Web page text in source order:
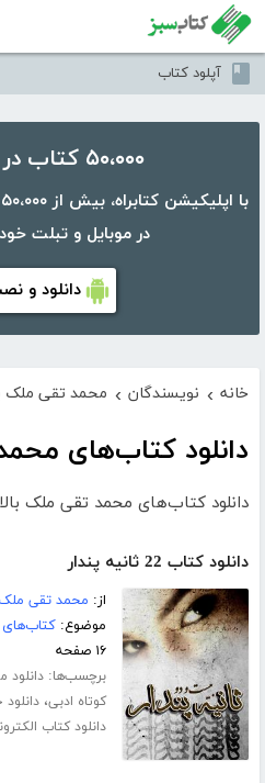
آپلود کتاب
۵۰،۰۰۰ کتاب در موبایل شما
در موبایل و تبلت
دانلود و
خانه › نویسندگان › محمد تقی ملک
دانلود کتاب‌های
دانلود کتاب‌های محمد تقی ملک بالا
دانلود کتاب 22 ثانیه پندار
از: محمد تقی ملک
موضوع:کتاب‌های
۱۶ صفحه
برچسب‌ها:دانلود
کوتاه ادبی،
دانلود کتاب